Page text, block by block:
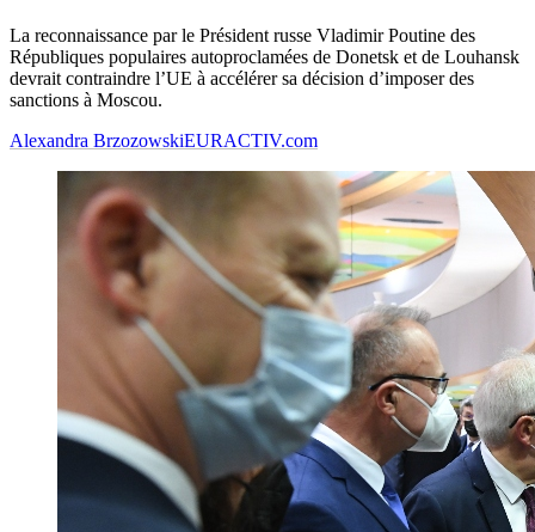
La reconnaissance par le Président russe Vladimir Poutine des
Républiques populaires autoproclamées de Donetsk et de Louhansk
devrait contraindre l’UE à accélérer sa décision d’imposer des
sanctions à Moscou.
Alexandra BrzozowskiEURACTIV.com